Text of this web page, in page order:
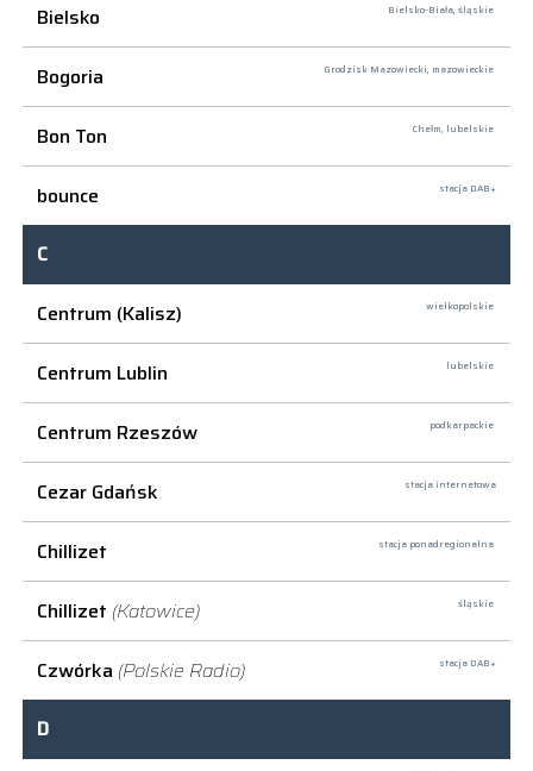
Bielsko Bielsko-Biała, śląskie
Bogoria Grodzisk Mazowiecki, mazowieckie
Bon Ton Chełm, lubelskie
bounce stacja DAB+
C
Centrum (Kalisz)
wielkopolskie
Centrum Lublin lubelskie
Centrum Rzeszów podkarpackie
Cezar Gdańsk stacja internetowa
Chillizet stacja ponadregionalna
Chillizet (Katowice) śląskie
Czwórka (Polskie Radio) stacja DAB+
D